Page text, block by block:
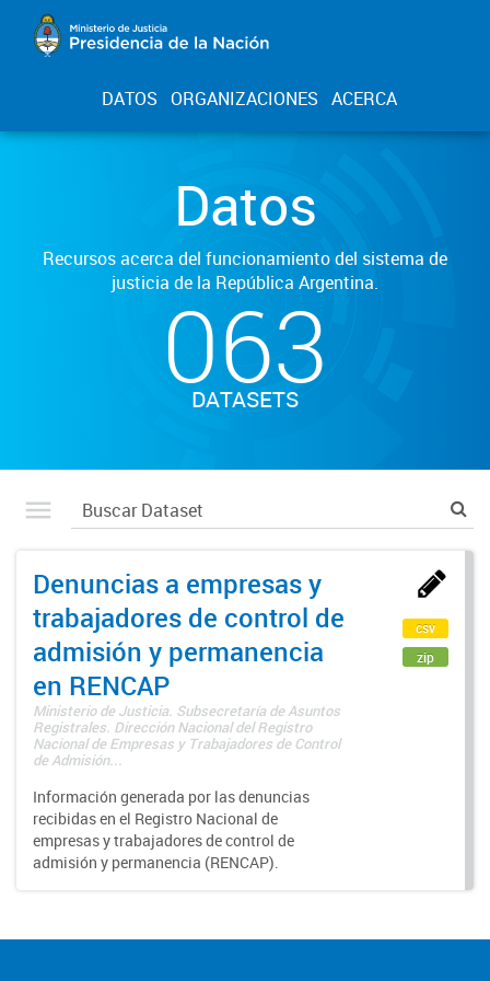
DATOS ORGANIZACIONES ACERCA
Datos
Recursos acerca del funcionamiento del sistema de
justicia de la República Argentina.
063
DATASETS
Denuncias a empresas y
trabajadores de control de
admisión y permanencia
en RENCAP
Ministerio de Justicia. Subsecretaría de Asuntos
Registrales. Dirección Nacional del Registro
Nacional de Empresas y Trabajadores de Control
de Admisión...
Información generada por las denuncias
recibidas en el Registro Nacional de
empresas y trabajadores de control de
admisión y permanencia (RENCAP).
csv
zip